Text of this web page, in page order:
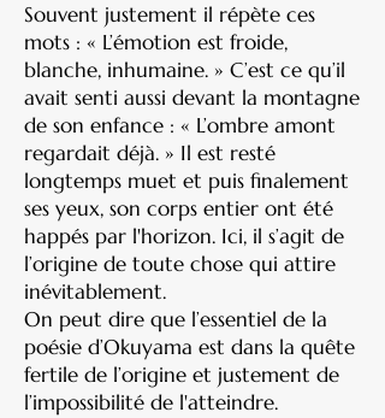
Souvent justement il répète ces
mots : « L’émotion est froide,
blanche, inhumaine. » C’est ce qu’il
avait senti aussi devant la montagne
de son enfance : « L’ombre amont
regardait déjà. » Il est resté
longtemps muet et puis finalement
ses yeux, son corps entier ont été
happés par l'horizon. Ici, il s’agit de
l’origine de toute chose qui attire
inévitablement.
On peut dire que l’essentiel de la
poésie d’Okuyama est dans la quête
fertile de l’origine et justement de
l’impossibilité de l'atteindre.